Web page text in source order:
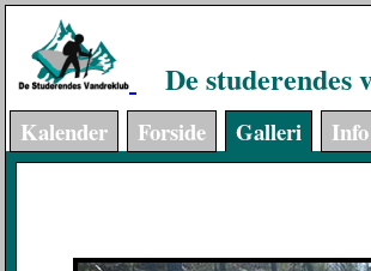
De studerendes
Kalender Forside Galleri Info